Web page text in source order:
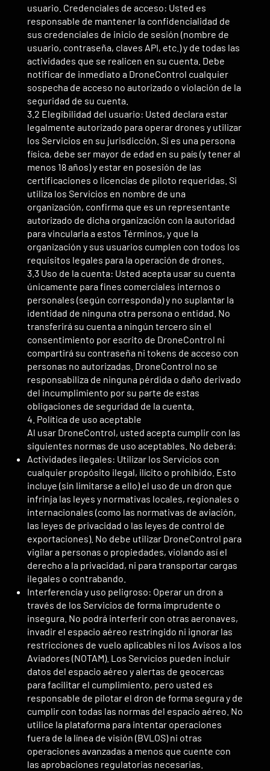
usuario. Credenciales de acceso: Usted es
responsable de mantener la confidencialidad de
sus credenciales de inicio de sesión (nombre de
usuario, contraseña, claves API, etc.) y de todas las
actividades que se realicen en su cuenta. Debe
notificar de inmediato a DroneControl cualquier
sospecha de acceso no autorizado o violación de la
seguridad de su cuenta.
3.2 Elegibilidad del usuario: Usted declara estar
legalmente autorizado para operar drones y utilizar
los Servicios en su jurisdicción. Si es una persona
física, debe ser mayor de edad en su país (y tener al
menos 18 años) y estar en posesión de las
certificaciones o licencias de piloto requeridas. Si
utiliza los Servicios en nombre de una
organización, confirma que es un representante
autorizado de dicha organización con la autoridad
para vincularla a estos Términos, y que la
organización y sus usuarios cumplen con todos los
requisitos legales para la operación de drones.
3.3 Uso de la cuenta: Usted acepta usar su cuenta
únicamente para fines comerciales internos o
personales (según corresponda) y no suplantar la
identidad de ninguna otra persona o entidad. No
transferirá su cuenta a ningún tercero sin el
consentimiento por escrito de DroneControl ni
compartirá su contraseña ni tokens de acceso con
personas no autorizadas. DroneControl no se
responsabiliza de ninguna pérdida o daño derivado
del incumplimiento por su parte de estas
obligaciones de seguridad de la cuenta.
4. Política de uso aceptable
Al usar DroneControl, usted acepta cumplir con las
siguientes normas de uso aceptables. No deberá:
Actividades ilegales: Utilizar los Servicios con
cualquier propósito ilegal, ilícito o prohibido. Esto
incluye (sin limitarse a ello) el uso de un dron que
infrinja las leyes y normativas locales, regionales o
internacionales (como las normativas de aviación,
las leyes de privacidad o las leyes de control de
exportaciones). No debe utilizar DroneControl para
vigilar a personas o propiedades, violando así el
derecho a la privacidad, ni para transportar cargas
ilegales o contrabando.
Interferencia y uso peligroso: Operar un dron a
través de los Servicios de forma imprudente o
insegura. No podrá interferir con otras aeronaves,
invadir el espacio aéreo restringido ni ignorar las
restricciones de vuelo aplicables ni los Avisos a los
Aviadores (NOTAM). Los Servicios pueden incluir
datos del espacio aéreo y alertas de geocercas
para facilitar el cumplimiento, pero usted es
responsable de pilotar el dron de forma segura y de
cumplir con todas las normas del espacio aéreo. No
utilice la plataforma para intentar operaciones
fuera de la línea de visión (BVLOS) ni otras
operaciones avanzadas a menos que cuente con
las aprobaciones regulatorias necesarias.